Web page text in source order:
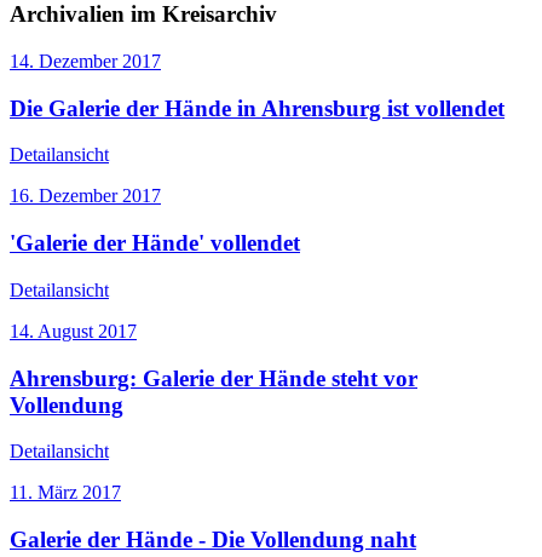
Archivalien im Kreisarchiv
14. Dezember 2017
Die Galerie der Hände in Ahrensburg ist vollendet
Detailansicht
16. Dezember 2017
'Galerie der Hände' vollendet
Detailansicht
14. August 2017
Ahrensburg: Galerie der Hände steht vor
Vollendung
Detailansicht
11. März 2017
Galerie der Hände - Die Vollendung naht